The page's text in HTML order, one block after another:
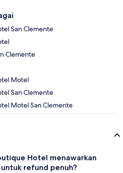
San Clemente
Clemente
Motel
San Clemente
Motel San Clemente
Hotel menawarkan
refund penuh?